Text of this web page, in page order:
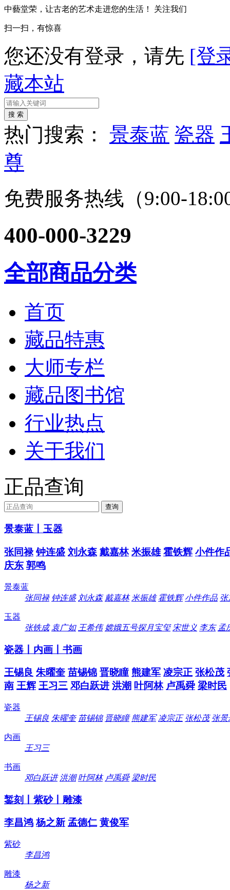
中藝堂荣，让古老的艺术走进您的生活！ 关注我们
扫一扫，有惊喜
您还没有登录，请先 [登
藏本站
热门搜索： 景泰蓝 瓷器
尊
免费服务热线（9:00-
400-000-3229
全部商品分类
首页
藏品特惠
大师专栏
藏品图书馆
行业热点
关于我们
正品查询
景泰蓝丨玉器
张同禄 钟连盛 刘永森 戴嘉林 米振雄 霍铁辉 小件作
庆东 郭鸣
景泰蓝
张同禄 钟连盛 刘永森 戴嘉林 米振雄 霍铁辉 小件作品 张
玉器
张铁成 袁广如 王希伟 嫦娥五号探月宝玺 宋世义 李东 孟
瓷器丨内画丨书画
王锡良 朱曜奎 苗锡锦 晋晓瞳 熊建军 凌宗正 张松茂
南 王辉 王习三 邓白跃进 洪潮 叶阿林 卢禹舜 梁时民
瓷器
王锡良 朱曜奎 苗锡锦 晋晓瞳 熊建军 凌宗正 张松茂 张景
内画
王习三
书画
邓白跃进 洪潮 叶阿林 卢禹舜 梁时民
錾刻丨紫砂丨雕漆
李昌鸿 杨之新 孟德仁 黄俊军
紫砂
李昌鸿
雕漆
杨之新